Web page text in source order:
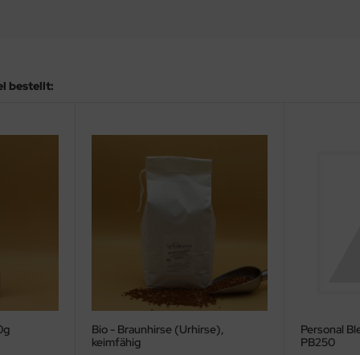
bestellt:
Bio - Braunhirse (Urhirse),
keimfähig
Personal
PB250